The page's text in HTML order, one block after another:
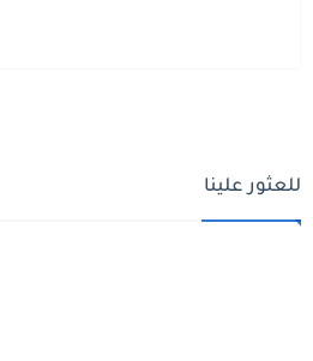
للعثور علينا